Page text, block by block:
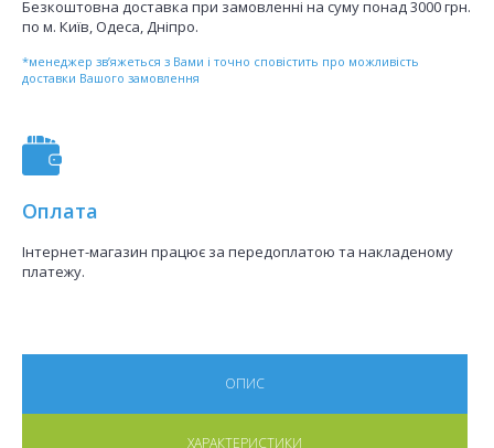
Безкоштовна доставка при замовленні на суму понад 3000 грн.
по м. Київ, Одеса, Дніпро.
*менеджер зв’яжеться з Вами і точно сповістить про можливість
доставки Вашого замовлення
Оплата
Інтернет-магазин працює за передоплатою та накладеному
платежу.
ОПИС
ХАРАКТЕРИСТИКИ